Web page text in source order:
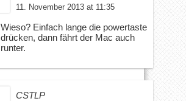
11. November 2013 at 11:35
Wieso? Einfach lange die powertaste
drücken, dann fährt der Mac auch
runter.
CSTLP